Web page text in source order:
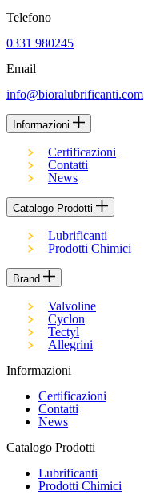
Telefono
0331 980245
Email
info@bioralubrificanti.com
Informazioni
Certificazioni
Contatti
News
Catalogo Prodotti
Lubrificanti
Prodotti Chimici
Brand
Valvoline
Cyclon
Tectyl
Allegrini
Informazioni
Certificazioni
Contatti
News
Catalogo Prodotti
Lubrificanti
Prodotti Chimici